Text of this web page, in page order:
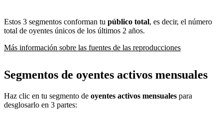
Estos 3 segmentos conforman tu público total, es decir, el número
total de oyentes únicos de los últimos 2 años.
Más información sobre las fuentes de las reproducciones
Segmentos de oyentes activos mensuales
Haz clic en tu segmento de oyentes activos mensuales para
desglosarlo en 3 partes: